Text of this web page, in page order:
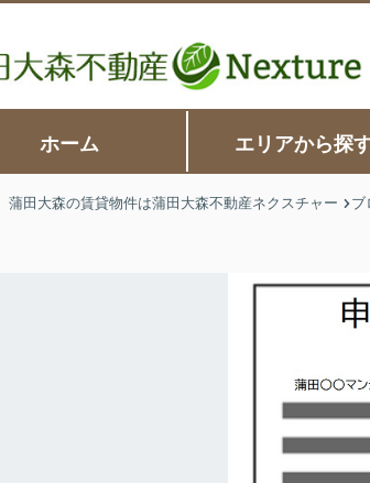
ホーム エリアから探
蒲田大森の賃貸物件は蒲田大森不動産ネクスチャー ブ